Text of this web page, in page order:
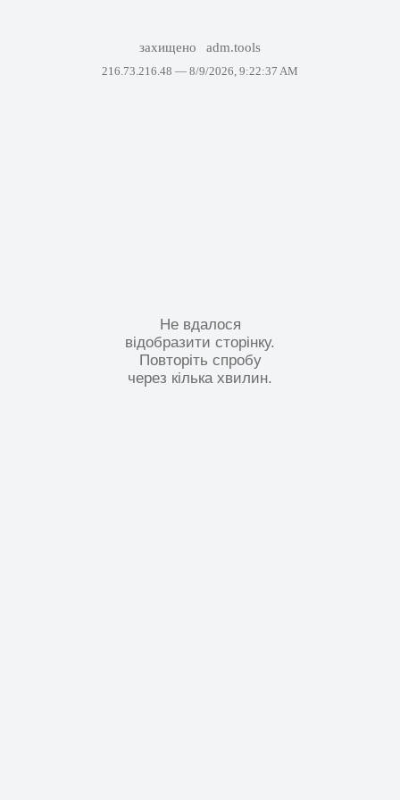
захищено adm.tools
216.73.216.48 — 8/9/2026, 9:22:37 AM
Не вдалося
відобразити сторінку.
Повторіть спробу
через кілька хвилин.